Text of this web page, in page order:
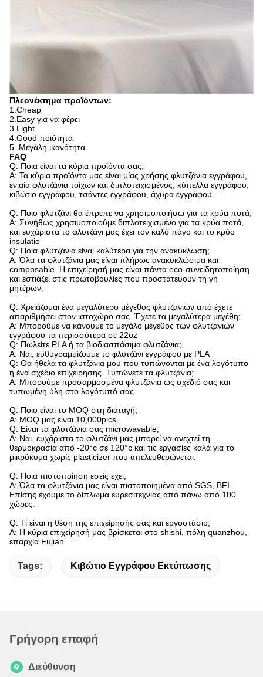
Πλεονέκτημα προϊόντων:
1.Cheap
2.Easy για να φέρει
3.Light
4.Good ποιότητα
5. Μεγάλη ικανότητα
FAQ
Q: Ποια είναι τα κύρια προϊόντα σας;
Α: Τα κύρια προϊόντα μας είναι μίας χρήσης φλυτζάνια εγγράφου,
ενιαία φλυτζάνια τοίχων και διπλοτειχισμένος, κύπελλα εγγράφου,
κιβώτιο εγγράφου, τσάντες εγγράφου, άχυρα εγγράφου.
Q: Ποιο φλυτζάνι θα έπρεπε να χρησιμοποιήσω για τα κρύα ποτά;
Α: Συνήθως χρησιμοποιούμε διπλοτειχισμένο για τα κρύα ποτά,
και ευχάριστα το φλυτζάνι μας έχει τον καλό πάγο και το κρύο
insulatio
Q: Ποια φλυτζάνια είναι καλύτερα για την ανακύκλωση;
Α: Όλα τα φλυτζάνια μας είναι πλήρως ανακυκλώσιμα και
composable. Η επιχείρησή μας είναι πάντα eco-συνειδητοποίηση
και εστιάζει στις πρωτοβουλίες που προστατεύουν τη γη
μητέρων.
Q: Χρειάζομαι ένα μεγαλύτερο μέγεθος φλυτζανιών από έχετε
απαριθμήσει στον ιστοχώρο σας. Έχετε τα μεγαλύτερα μεγέθη;
Α: Μπορούμε να κάνουμε το μεγάλο μέγεθος των φλυτζανιών
εγγράφου τα περισσότερα σε 22oz
Q: Πωλείτε PLA ή τα βιοδιασπάσιμα φλυτζάνια;
Α: Ναι, ευθυγραμμίζουμε το φλυτζάνι εγγράφου με PLA
Q: Θα ήθελα τα φλυτζάνια μου που τυπώνονται με ένα λογότυπο
ή ένα σχέδιο επιχείρησης. Τυπώνετε τα φλυτζάνια;
Α: Μπορούμε προσαρμοσμένα φλυτζάνια ως σχέδιό σας και
τυπωμένη ύλη στο λογότυπό σας.
Q: Ποιο είναι το MOQ στη διαταγή;
Α: MOQ μας είναι 10,000pics.
Q: Είναι τα φλυτζάνια σας microwavable;
Α: Ναι, ευχάριστα το φλυτζάνι μας μπορεί να ανεχτεί τη
θερμοκρασία από -20°c σε 120°c και τις εργασίες καλά για το
μικρόκυμα χωρίς plasticizer που απελευθερώνεται.
Q: Ποια πιστοποίηση εσείς έχει;
Α: Όλα τα φλυτζάνια μας είναι πιστοποιημένα από SGS, BFI.
Επίσης έχουμε το δίπλωμα ευρεσιτεχνίας από πάνω από 100
χώρες.
Q: Τι είναι η θέση της επιχείρησής σας και εργοστάσιο;
Α: Η κύρια επιχείρησή μας βρίσκεται στο shishi, πόλη quanzhou,
επαρχία Fujian
Tags: Κιβώτιο Εγγράφου Εκτύπωσης
Γρήγορη επαφή
Διεύθυνση